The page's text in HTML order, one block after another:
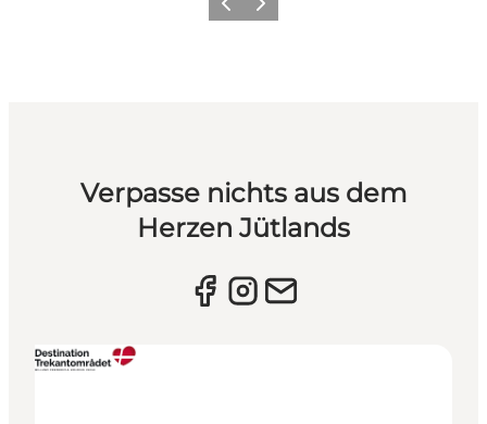
Vorherige Folie
Nächste Folie
Verpasse nichts aus dem
Herzen Jütlands